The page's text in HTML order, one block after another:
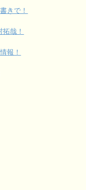
きで！
哉！
報！